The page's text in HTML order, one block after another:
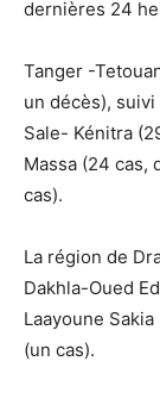
dernières 24
Tanger -
un décès), suivi
Sale- Kénitra
Massa (24 cas,
cas).
La région de
Dakhla-Oued
Laayoune
(un cas).